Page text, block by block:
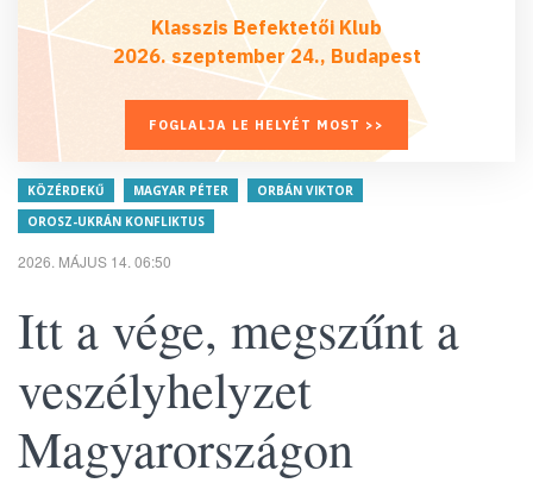
Klasszis Befektetői Klub
2026. szeptember 24., Budapest
FOGLALJA LE HELYÉT MOST >>
KÖZÉRDEKŰ MAGYAR PÉTER
ORBÁN VIKTOR
OROSZ-UKRÁN KONFLIKTUS
2026. MÁJUS 14. 06:50
Itt a vége, megszűnt a
veszélyhelyzet
Magyarországon